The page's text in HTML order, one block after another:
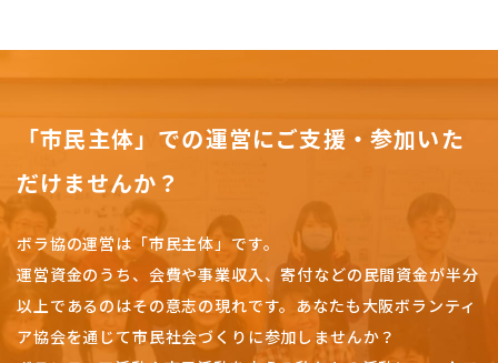
「市民主体」での運営にご支援・参加いた
だけませんか？
ボラ協の運営は「市民主体」です。
運営資金のうち、会費や事業収入、寄付などの民間資金が半分
以上であるのはその意志の現れです。 あなたも大阪ボランティ
ア協会を通じて市民社会づくりに参加しませんか？